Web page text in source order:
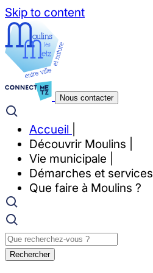
Skip to content
Nous contacter
Accueil
Découvrir Moulins
Vie municipale
Démarches et services
Que faire à Moulins ?
Rechercher